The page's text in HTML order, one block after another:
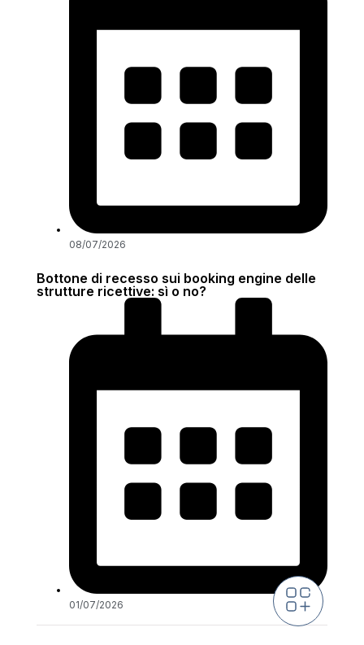
08/07/2026
Bottone di recesso sui booking engine delle
strutture ricettive: sì o no?
01/07/2026